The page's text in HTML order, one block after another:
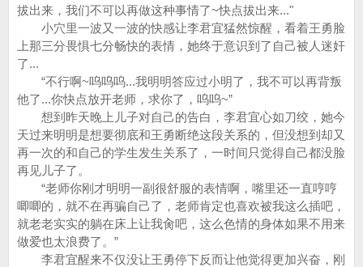
拔出来，我们不可以再做这种事情了~快点拔出来..."
小穴里一波又一波的快感让李君宜猛然惊醒，看着王勇脸
上那三分畏惧七分畅快的表情，她终于意识到了自己被人迷奸
了...
“不行啊~呜呜呜...我明明答应过小明了，我不可以再背叛
他了...你快点放开老师，求你了，呜呜~”
想到昨天晚上儿子对自己的告白，李君宜心如刀绞，她今
天过来明明是想要彻底和王勇断绝这段关系的，但没想到却又
再一次的和自己的学生发生关系了，一时间只觉得自己都没脸
再见儿子了。
“老师你刚才明明一副很舒服的表情啊，嘴里还一直哼哼
唧唧的，就不在再骗自己了，老师肯定也喜欢被我这么插吧，
就老老实实的躺在床上让我肏吧，这么色情的身体如果不用来
做爱也太浪费了。”
李君宜醒来不仅没让王勇停下反而让他觉得更加兴奋，刚